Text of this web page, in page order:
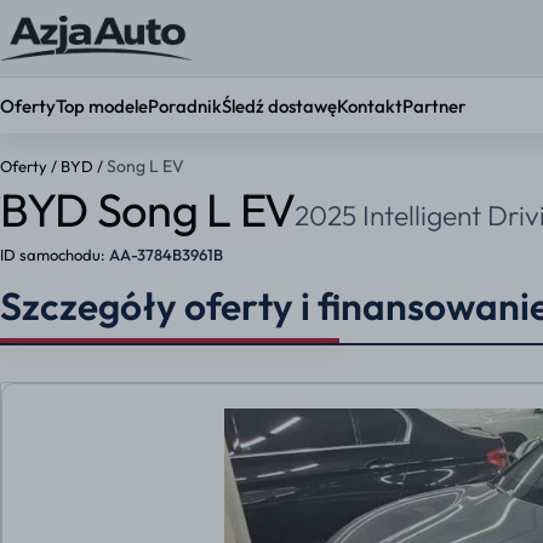
OfertyTop modelePoradnikŚledź dostawęKontaktPartner
KONFIGURATOR
Ustaw
36 mies. 48
Oferty / BYD /Song L EV
BYD Song L EV2025 Intelligent
ID samochodu: AA-3784B3961B
Szczegóły oferty i